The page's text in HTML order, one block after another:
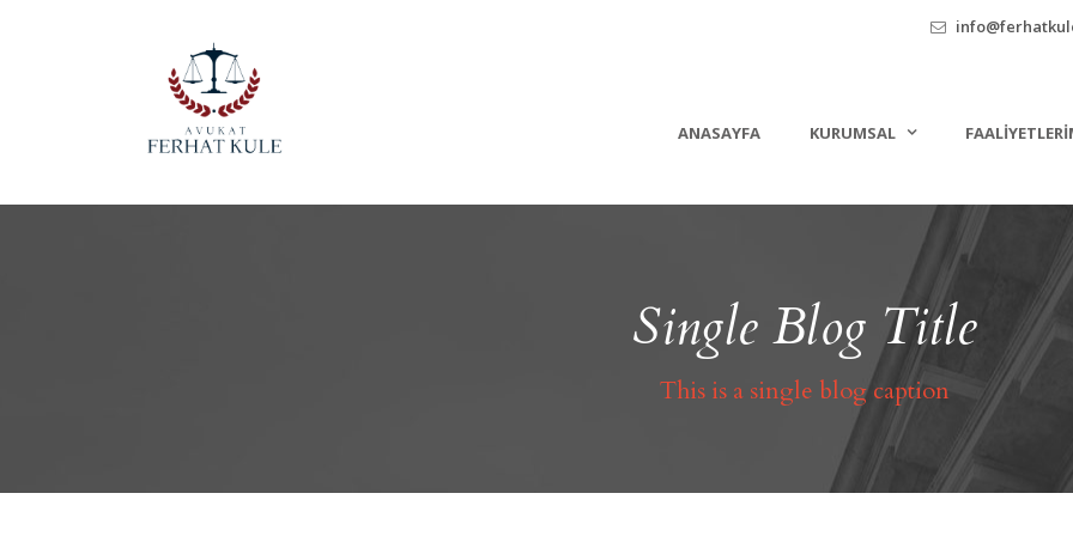
ANASAYFA KURUMSAL
Single Blog Title
This is a single blog caption